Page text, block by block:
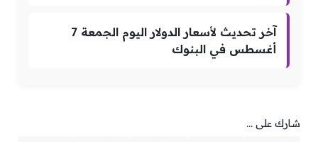
آخر تحديث لأسعار الدولار اليوم الجمعة 7
أغسطس في البنوك
شارك على ...